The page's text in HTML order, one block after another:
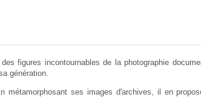
figures incontournables de la photographie
génération.
ses images d'archives, il en